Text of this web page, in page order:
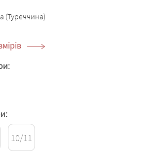
(Туреччина)
10/11